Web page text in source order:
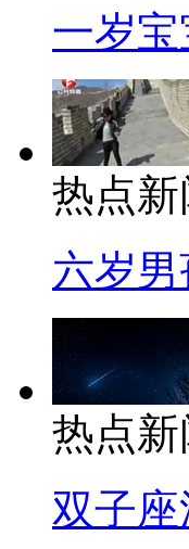
一岁
热点新
六岁
热点新
双子